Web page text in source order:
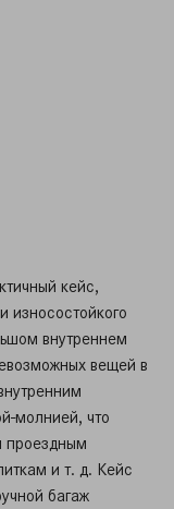
кейс,
износостойкого
внутреннем
вещей в
молнией, что
проездным
и т. д. Кейс
багаж